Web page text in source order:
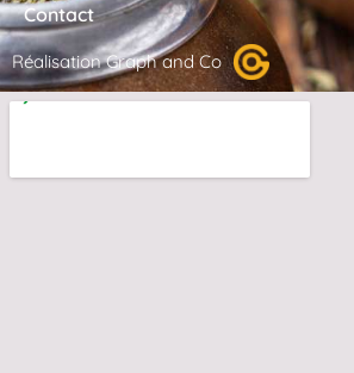
Contact
Réalisation Graph and Co